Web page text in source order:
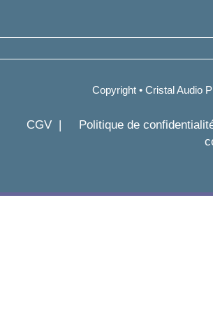
Copyright • Cristal Audio
CGV | Politique de